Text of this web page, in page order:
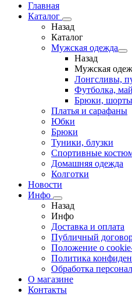
Главная
Каталог
Назад
Каталог
Мужская одежда
Назад
Мужская
Лонгсливы,
Футболка,
Брюки, шорты
Платья и сарафаны
Юбки
Брюки
Туники, блузки
Спортивные
Домашняя одежда
Колготки
Новости
Инфо
Назад
Инфо
Доставка и оплата
Публичный
Положение о
Политика
Обработка
О магазине
Контакты